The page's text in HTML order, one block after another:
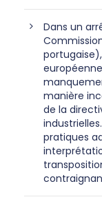
Dans un
manière
de la
pratiques